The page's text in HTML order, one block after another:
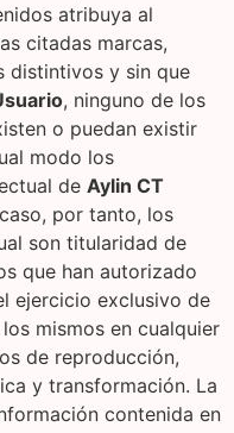
atribuya al
citadas marcas,
distintivos y sin que
, ninguno de los
o puedan existir
modo los
de Aylin CT
por tanto, los
son titularidad de
que han autorizado
ejercicio exclusivo de
mismos en cualquier
de reproducción,
y transformación. La
contenida en